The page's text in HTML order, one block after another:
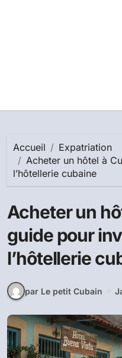
Accueil
Expatriation
Acheter un hôtel à
l’hôtellerie cubaine
Acheter un
guide pour
l’hôtellerie
par Le petit Cubain